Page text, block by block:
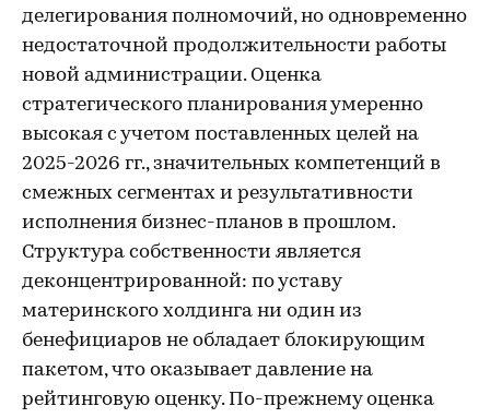
делегирования полномочий, но одновременно
недостаточной продолжительности работы
новой администрации. Оценка
стратегического планирования умеренно
высокая с учетом поставленных целей на
2025-2026 гг., значительных компетенций в
смежных сегментах и результативности
исполнения бизнес-планов в прошлом.
Структура собственности является
деконцентрированной: по уставу
материнского холдинга ни один из
бенефициаров не обладает блокирующим
пакетом, что оказывает давление на
рейтинговую оценку. По-прежнему оценка